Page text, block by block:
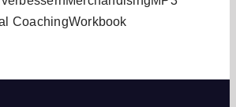
CoachingWorkbook